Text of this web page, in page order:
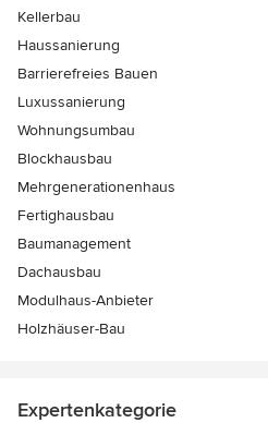
Kellerbau
Haussanierung
Barrierefreies Bauen
Luxussanierung
Wohnungsumbau
Blockhausbau
Mehrgenerationenhaus
Fertighausbau
Baumanagement
Dachausbau
Modulhaus-Anbieter
Holzhäuser-Bau
Expertenkategorie